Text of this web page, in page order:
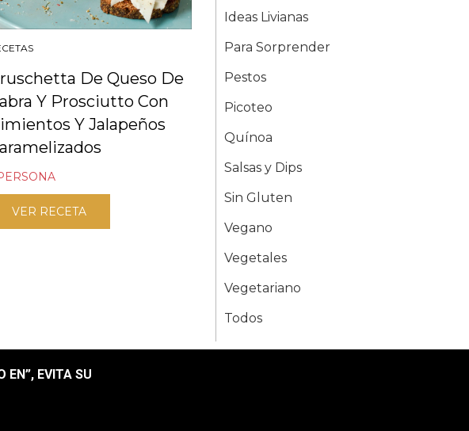
De Queso De
Y Prosciutto Con
Y Jalapeños
VER RECETA
Ideas Livianas
Para Sorprender
Pestos
Picoteo
Quínoa
Salsas y Dips
Sin Gluten
Vegano
Vegetales
Vegetariano
Todos
EN”, EVITA SU